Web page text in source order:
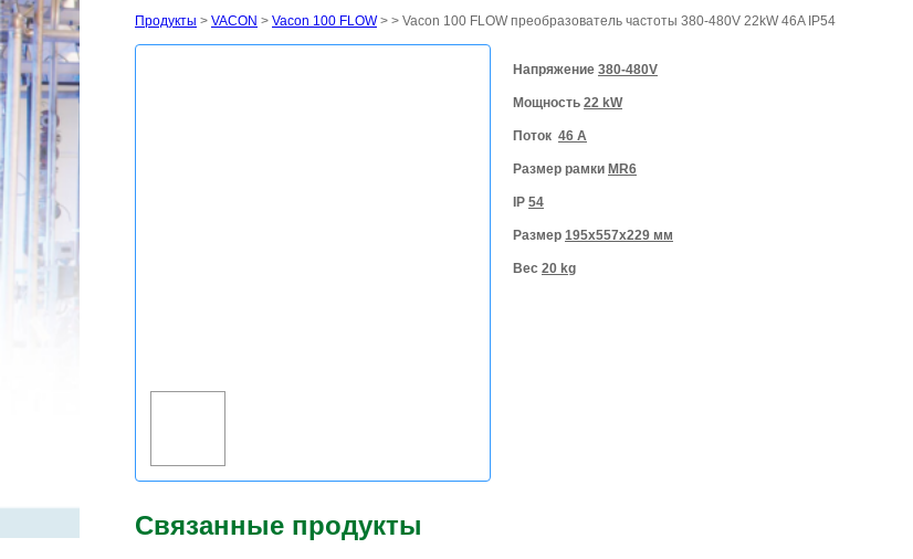
Продукты > VACON > Vacon 100 FLOW> > Vacon 100 FLOW преобразователь частоты 380-480V 22kW 46A IP54
Напряжение 380-480V
Мощность 22 kW
Поток 46 A
Размер рамки MR6
IP 54
Размер 195x557x229 мм
Вес 20 kg
Связанные продукты